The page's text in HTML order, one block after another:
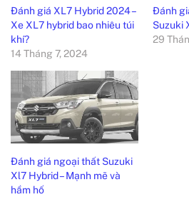
Đánh giá XL7 Hybrid 2024 –
Xe XL7 hybrid bao nhiêu túi
khí?
14 Tháng 7, 2024
Đánh
Suzuki
29
Đánh giá ngoại thất Suzuki
Xl7 Hybrid – Mạnh mẽ và
hầm hố